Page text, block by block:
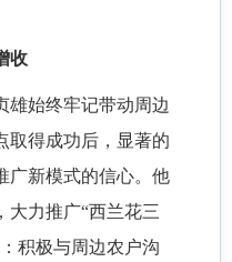
收
雄始终牢记带动周边
取得成功后，显著的
广新模式的信心。他
大力推广“西兰花三
积极与周边农户沟